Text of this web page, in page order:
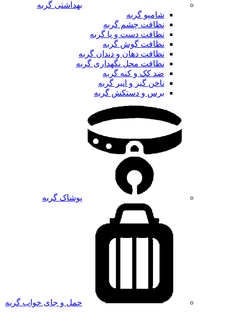
بهداشتی گربه
شامپو گربه
نظافت چشم گربه
نظافت دست و پا گربه
نظافت گوش گربه
نظافت دهان و دندان گربه
نظافت محل نگهداری گربه
ضد کک و کنه گربه
ناخن گیر و انبر گربه
برس و دستکش گربه
پوشاک گربه
حمل و جای خواب گربه